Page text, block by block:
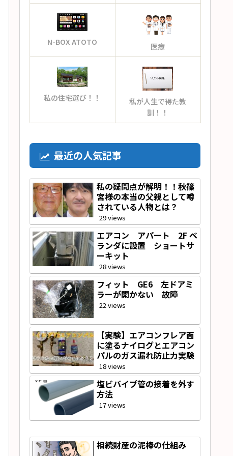
N-BOX ATOTO 医療
私の住宅選び！！
私が人生で得た教
訓！！
最近の人気記事
私の疑問点が解明！！秋篠
宮様の本当の父親として噂
されている人物とは？
29 views
エアコン アパート 2F ベ
ランダに設置 ショートサ
ーキット
28 views
フィット GE6 左ドアミ
ラーが開かない 故障
22 views
【実験】エアコンフレア面
に塗るナイログとエアコン
パルのガス漏れ防止力実験
18 views
塩ビパイプ管の接着を外す
方法
17 views
相続財産の泥棒の仕組み